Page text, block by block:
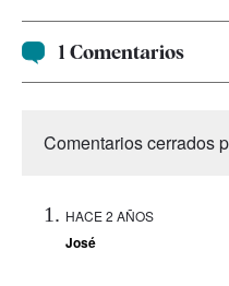
1 Comentarios
Comentarios cerrados
HACE 2 AÑOS
José